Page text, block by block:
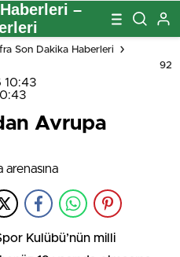
Son Dakika Haberleri
92
10:43
Avrupa
Kulübü’nün milli